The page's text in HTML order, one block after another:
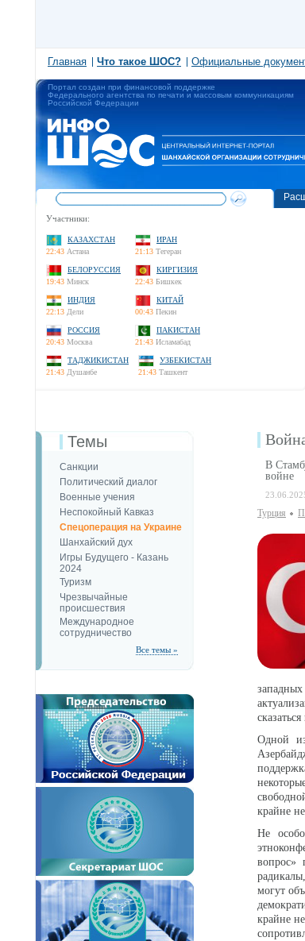
Главная Что такое ШОС? Официальные
Портал создан при финансовой поддержке
Федерального агентства по печати и массовым коммуникациям
Российской Федерации
Участники:
КАЗАХСТАН
22:43 Астана
ИРАН
21:13 Тегеран
БЕЛОРУССИЯ
19:43 Минск
КИРГИЗИЯ
22:43 Бишкек
ИНДИЯ
22:13 Дели
КИТАЙ
00:43 Пекин
РОССИЯ
20:43 Москва
ПАКИСТАН
21:43 Исламабад
ТАДЖИКИСТАН
21:43 Душанбе
УЗБЕКИСТАН
21:43 Ташкент
Темы
Санкции
Политический диалог
Военные учения
Неспокойный Кавказ
Спецоперация на Украине
Шанхайский дух
Игры Будущего - Казань
2024
Туризм
Чрезвычайные
происшествия
Международное
сотрудничество
Все темы »
В
войне
Турция
Одной
крайне
Не
вопрос»
могут
крайне